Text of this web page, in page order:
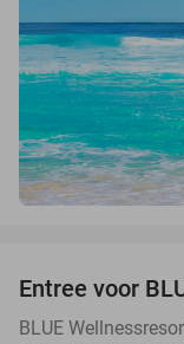
Entree voor
BLUE